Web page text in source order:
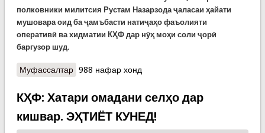
полковники милитсия Рустам Назарзода ҷаласаи ҳайати
мушовара оид ба ҷамъбасти натиҷаҳо фаъолияти
оперативӣ ва хидматии КҲФ дар нӯҳ моҳи соли ҷорӣ
баргузор шуд.
Муфассалтаро Кумитаи ҳолатҳои фавқулодда натиҷаи
988 нафар хонд
КҲФ: Хатари омадани селҳо дар
кишвар. ЭҲТИЁТ КУНЕД!